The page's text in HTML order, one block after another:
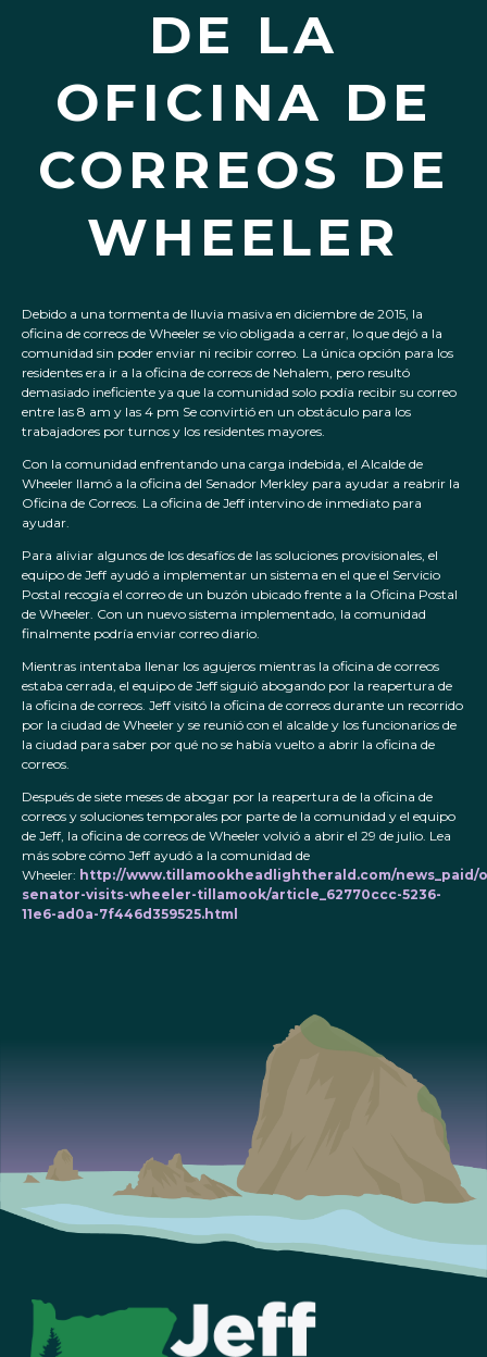
DE LA
OFICINA DE
CORREOS DE
WHEELER
Debido a una tormenta de lluvia masiva en diciembre de 2015, la
oficina de correos de Wheeler se vio obligada a cerrar, lo que dejó a la
comunidad sin poder enviar ni recibir correo. La única opción para los
residentes era ir a la oficina de correos de Nehalem, pero resultó
demasiado ineficiente ya que la comunidad solo podía recibir su correo
entre las 8 am y las 4 pm Se convirtió en un obstáculo para los
trabajadores por turnos y los residentes mayores.
Con la comunidad enfrentando una carga indebida, el Alcalde de
Wheeler llamó a la oficina del Senador Merkley para ayudar a reabrir la
Oficina de Correos. La oficina de Jeff intervino de inmediato para
ayudar.
Para aliviar algunos de los desafíos de las soluciones provisionales, el
equipo de Jeff ayudó a implementar un sistema en el que el Servicio
Postal recogía el correo de un buzón ubicado frente a la Oficina Postal
de Wheeler. Con un nuevo sistema implementado, la comunidad
finalmente podría enviar correo diario.
Mientras intentaba llenar los agujeros mientras la oficina de correos
estaba cerrada, el equipo de Jeff siguió abogando por la reapertura de
la oficina de correos. Jeff visitó la oficina de correos durante un recorrido
por la ciudad de Wheeler y se reunió con el alcalde y los funcionarios de
la ciudad para saber por qué no se había vuelto a abrir la oficina de
correos.
Después de siete meses de abogar por la reapertura de la oficina de
correos y soluciones temporales por parte de la comunidad y el equipo
de Jeff, la oficina de correos de Wheeler volvió a abrir el 29 de julio. Lea
más sobre cómo Jeff ayudó a la comunidad de
Wheeler: http://www.tillamookheadlightherald.com/news_paid/
senator-visits-wheeler-tillamook/article_62770ccc-5236-
11e6-ad0a-7f446d359525.html